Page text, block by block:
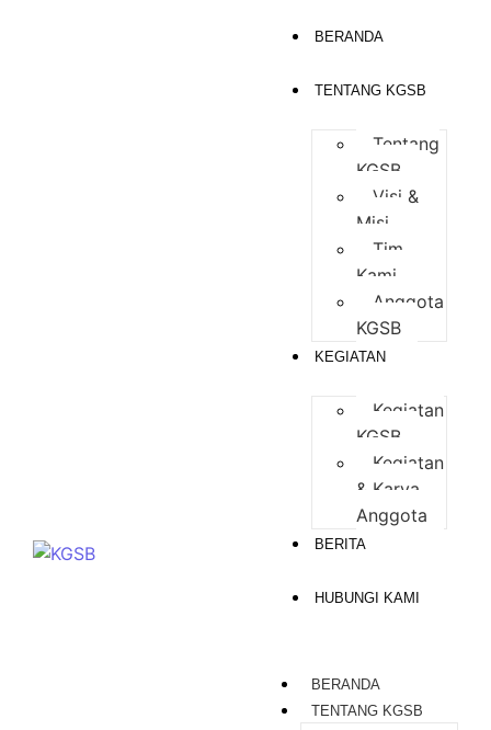
BERANDA
TENTANG KGSB
Tentang
KGSB
Visi &
Misi
Tim
Kami
Anggota
KGSB
KEGIATAN
Kegiatan
KGSB
Kegiatan
& Karya
Anggota
BERITA
HUBUNGI KAMI
BERANDA
TENTANG KGSB